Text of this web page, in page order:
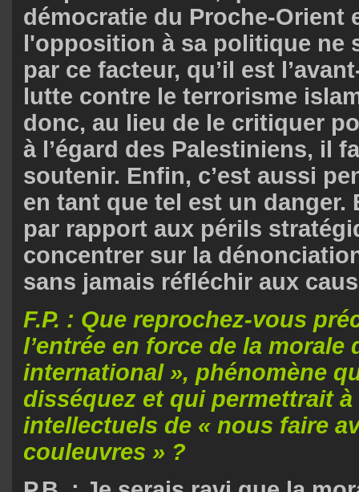
démocratie du Proche-Orient
l'opposition à sa politique ne
par ce facteur, qu’il est
lutte contre le terrorisme
donc, au lieu de le critiquer
à l’égard des Palestiniens, il
soutenir. Enfin, c’est aussi
en tant que tel est un danger.
par rapport aux périls
concentrer sur la
sans jamais réfléchir aux
F.P. : Que reprochez-vous
l’entrée en force de la morale
international », phénomène
disséquez et qui permettrait
intellectuels de « nous faire
couleuvres » ?